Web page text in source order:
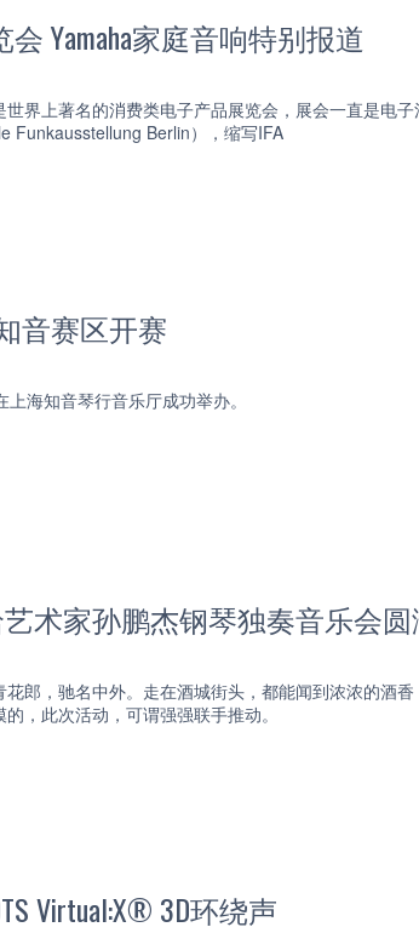
Yamaha家庭音响特别报道
界上著名的消费类电子产品展览会，展会一直是电
Funkausstellung Berlin），缩写IFA
音赛区开赛
海知音琴行音乐厅成功举办。
术家孙鹏杰钢琴独奏音乐会
，驰名中外。走在酒城街头，都能闻到浓浓的酒
，此次活动，可谓强强联手推动。
Virtual:X® 3D环绕声